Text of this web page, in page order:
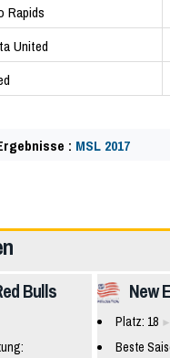
Rapids
United
: MSL 2017
New
Platz: 18
Beste
Bulls